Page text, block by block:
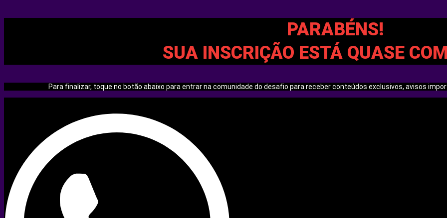
PARABÉNS!
SUA INSCRIÇÃO ESTÁ QUASE
Para finalizar, toque no botão abaixo para entrar na comunidade do desafio para receber conteúdos exclusivos, avisos